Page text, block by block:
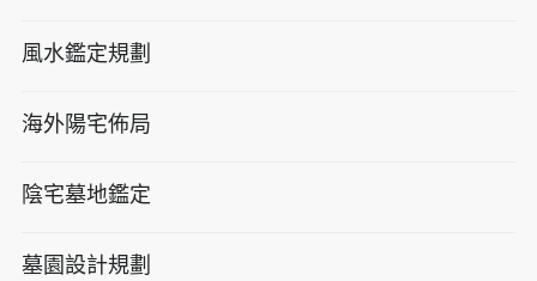
風水鑑定規劃
海外陽宅佈局
陰宅墓地鑑定
墓園設計規劃